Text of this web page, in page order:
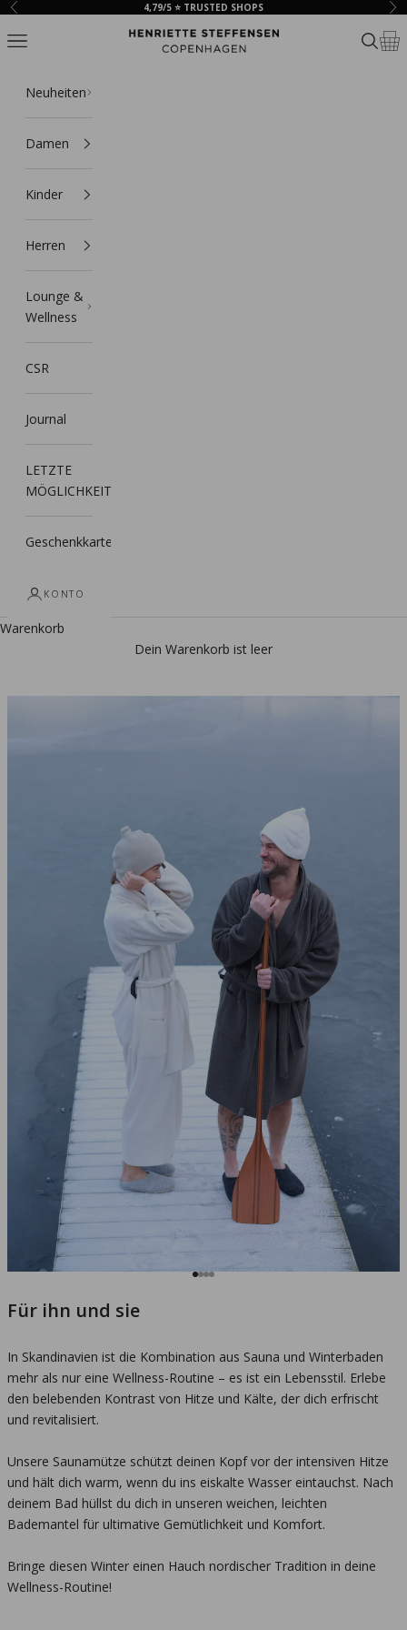
Zum Inhalt springen
Zurück 4,79/5 ⭐ TRUSTED SHOPS Vor
HSCPH
Navigationsmenü öffnen Suche
Neuheiten
Damen
Kinder
Herren
Lounge &
Wellness
CSR
Journal
LETZTE
MÖGLICHKEIT
Geschenkkarte
KONTO
Warenkorb
Dein Warenkorb ist leer
Gehe zu Element 1
Gehe zu Element 2
Gehe zu Element 3
Gehe zu Element 4
Für ihn und sie
In Skandinavien ist die Kombination aus Sauna und Winterbaden
mehr als nur eine Wellness-Routine – es ist ein Lebensstil. Erlebe
den belebenden Kontrast von Hitze und Kälte, der dich erfrischt
und revitalisiert.
Unsere Saunamütze schützt deinen Kopf vor der intensiven Hitze
und hält dich warm, wenn du ins eiskalte Wasser eintauchst. Nach
deinem Bad hüllst du dich in unseren weichen, leichten
Bademantel für ultimative Gemütlichkeit und Komfort.
Bringe diesen Winter einen Hauch nordischer Tradition in deine
Wellness-Routine!